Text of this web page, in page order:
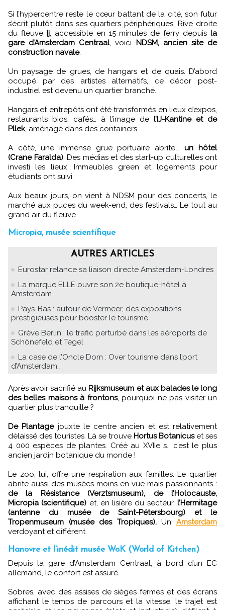
Si l’hypercentre reste le cœur battant de la cité, son futur
s’écrit plutôt dans ses quartiers périphériques. Rive droite
du fleuve Ij, accessible en 15 minutes de ferry depuisla
gare d’Amsterdam Centraal, voici NDSM, ancien site de
construction navale.
Un paysage de grues, de hangars et de quais. D’abord
occupé par des artistes alternatifs, ce décor post-
industriel est devenu un quartier branché.
Hangars et entrepôts ont été transformés en lieux d’expos,
restaurants bios, cafés… à l’image de l’IJ-Kantine et de
Pllek, aménagé dans des containers.
A côté, une immense grue portuaire abrite...un hôtel
(Crane Faralda). Des médias et des start-up culturelles ont
investi les lieux. Immeubles green et logements pour
étudiants ont suivi.
Aux beaux jours, on vient à NDSM pour des concerts, le
marché aux puces du week-end, des festivals… Le tout au
grand air du fleuve.
Micropia, musée scientifique
AUTRES ARTICLES
Eurostar relance sa liaison directe Amsterdam-Londres
La marque ELLE ouvre son 2e boutique-hôtel à
Amsterdam
Pays-Bas : autour de Vermeer, des expositions
prestigieuses pour booster le tourisme
Grève Berlin : le trafic perturbé dans les aéroports de
Schönefeld et Tegel
La case de l’Oncle Dom : Over tourisme dans l’port
d’Amsterdam…
Après avoir sacrifié au Rijksmuseum et aux balades le long
des belles maisons à frontons, pourquoi ne pas visiter un
quartier plus tranquille ?
De Plantagejouxte le centre ancien et est relativement
délaissé des touristes. Là se trouve Hortus Botanicuset ses
4 000 espèces de plantes. Créé au XVIIe s., c’est le plus
ancien jardin botanique du monde !
Le zoo, lui, offre une respiration aux familles. Le quartier
abrite aussi des musées moins en vue mais passionnants :
de la Résistance (Verztsmuseum), de l’Holocauste,
Micropia (scientifique) et, en lisière du secteur,l’Hermitage
(antenne du musée de Saint-Pétersbourg) et le
Tropenmuseum (musée des Tropiques).UnAmsterdam
verdoyant et différent.
Hanovre et l’inédit musée WoK (World of Kitchen)
Depuis la gare d’Amsterdam Centraal, à bord d’un EC
allemand, le confort est assuré.
Sobres, avec des assises de sièges fermes et des écrans
affichant le temps de parcours et la vitesse, le trajet est